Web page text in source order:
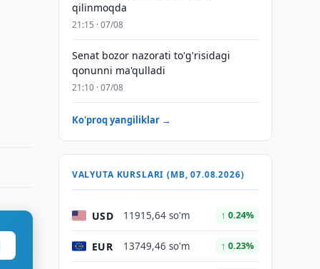
qilinmoqda
21:15 · 07/08
Senat bozor nazorati to'g'risidagi
qonunni ma'qulladi
21:10 · 07/08
Ko'proq yangiliklar →
VALYUTA KURSLARI (MB, 07.08.2026)
USD 11915,64 so'm ↑ 0.24%
EUR 13749,46 so'm ↑ 0.23%